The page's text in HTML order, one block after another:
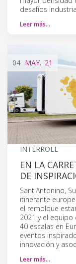
desafíos
Leer más…
04 MAY. '21
INTERROLL
EN LA
DE
Sant'Antonino,
itinerante
el remolque
2021 y el
40 escalas en
eventos
innovación y
Leer más…